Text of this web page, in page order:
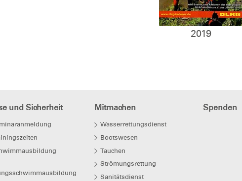
2019
und Sicherheit Mitmachen
Wasserrettungsdienst
Bootswesen
Tauchen
Strömungsrettung
Sanitätsdienst
Spenden